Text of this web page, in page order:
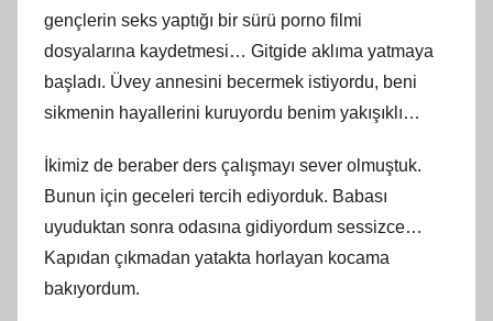
gençlerin seks yaptığı bir sürü porno filmi
dosyalarına kaydetmesi… Gitgide aklıma yatmaya
başladı. Üvey annesini becermek istiyordu, beni
sikmenin hayallerini kuruyordu benim yakışıklı…
İkimiz de beraber ders çalışmayı sever olmuştuk.
Bunun için geceleri tercih ediyorduk. Babası
uyuduktan sonra odasına gidiyordum sessizce…
Kapıdan çıkmadan yatakta horlayan kocama
bakıyordum.